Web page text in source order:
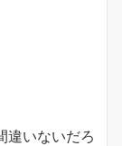
違いないだろ